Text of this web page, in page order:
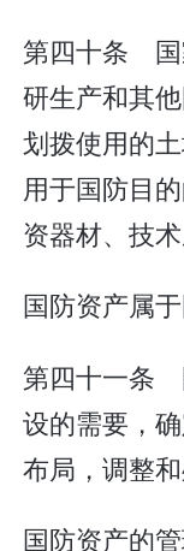
第四十条 国
研生产和其
划拨使用的
用于国防目
资器材、技
国防资产属于
第四十一条
设的需要，
布局，调整和
国防资产的